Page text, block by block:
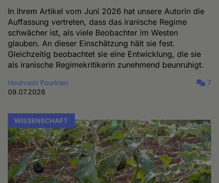
In ihrem Artikel vom Juni 2026 hat unsere Autorin die
Auffassung vertreten, dass das iranische Regime
schwächer ist, als viele Beobachter im Westen
glauben. An dieser Einschätzung hält sie fest.
Gleichzeitig beobachtet sie eine Entwicklung, die sie
als iranische Regimekritikerin zunehmend beunruhigt.
Hourvash Pourkian
09.07.2026
7
WISSENSCHAFT